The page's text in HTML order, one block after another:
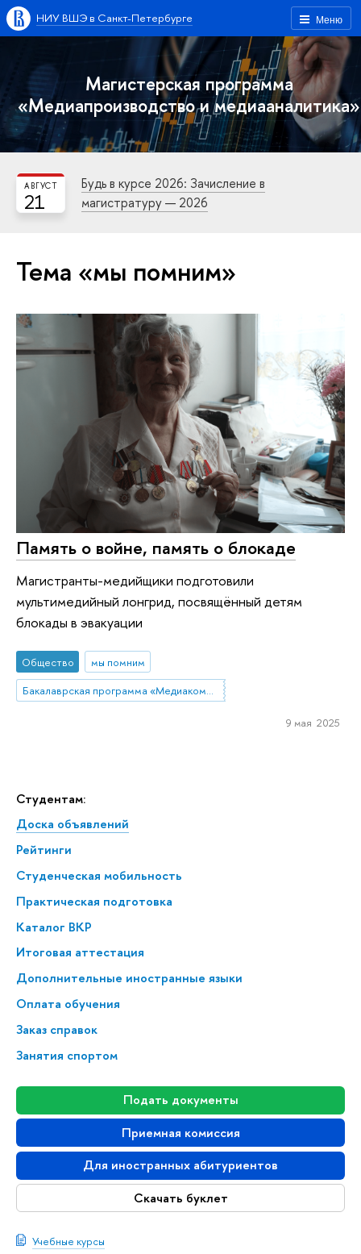
Меню
НИУ ВШЭ в Санкт-Петербурге
Магистерская программа
«Медиапроизводство и медиааналитика»
21
АВГУСТ
Будь в курсе 2026: Зачисление в
магистратуру — 2026
Студентам:
Доска объявлений
Рейтинги
Студенческая мобильность
Практическая подготовка
Каталог ВКР
Итоговая аттестация
Дополнительные иностранные языки
Оплата обучения
Заказ справок
Занятия спортом
Подать документы
Приемная комиссия
Для иностранных абитуриентов
Скачать буклет
Учебные курсы
Тема «мы помним»
Память о войне, память о блокаде
Магистранты-медийщики подготовили
мультимедийный лонгрид, посвящённый детям
блокады в эвакуации
Общество
мы помним
Бакалаврская программа «Медиакоммуникации»
9 мая 2025